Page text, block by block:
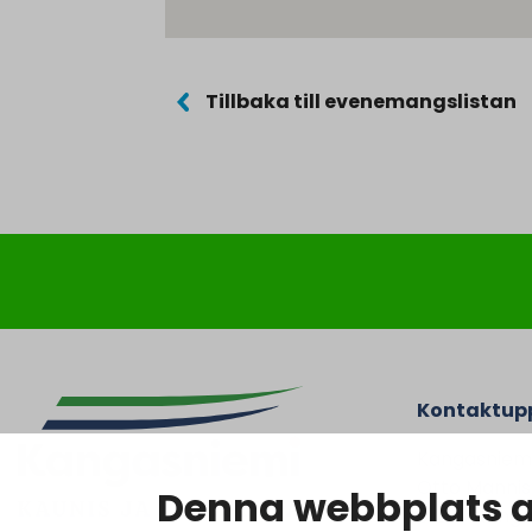
Denna webbplats
Tillbaka till evenemangslistan
Otto
51200